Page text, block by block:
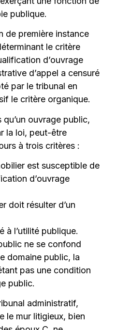
publique.
de première instance
le critère
d’ouvrage
d’appel a censuré
par le tribunal en
le critère organique.
ouvrage public,
la loi, peut-être
à trois critères :
est susceptible de
d’ouvrage
doit résulter d’un
à l’utilité publique.
ne se confond
domaine public, la
pas une condition
public.
administratif,
le mur litigieux, bien